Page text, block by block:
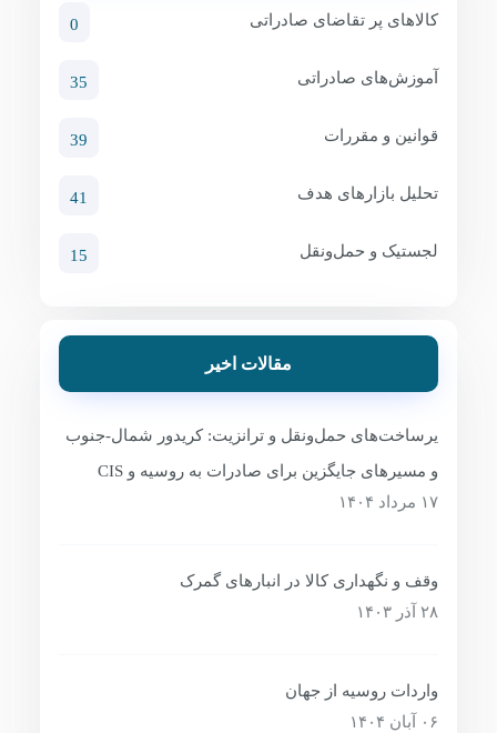
کالاهای پر تقاضای صادراتی 0
آموزش‌های صادراتی 35
قوانین و مقررات 39
تحلیل بازارهای هدف 41
لجستیک و حمل‌ونقل 15
مقالات اخیر
یرساخت‌های حمل‌ونقل و ترانزیت: کریدور شمال-جنوب
و مسیرهای جایگزین برای صادرات به روسیه و CIS
۱۷ مرداد ۱۴۰۴
وقف و نگهداری کالا در انبارهای گمرک
۲۸ آذر ۱۴۰۳
واردات روسیه از جهان
۰۶ آبان ۱۴۰۴